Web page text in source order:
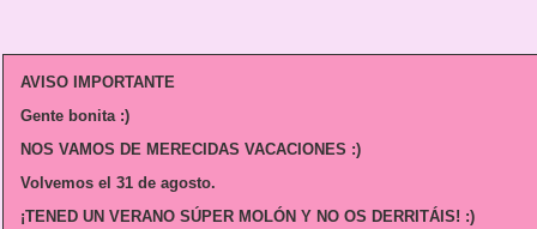
AVISO IMPORTANTE
Gente bonita :)
NOS VAMOS DE MERECIDAS VACACIONES :)
Volvemos el 31 de agosto.
¡TENED UN VERANO SÚPER MOLÓN Y NO OS DERRITÁIS! :)